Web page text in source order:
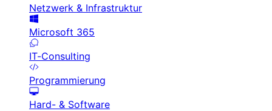
Netzwerk & Infrastruktur
Microsoft 365
IT-Consulting
Programmierung
Hard- & Software